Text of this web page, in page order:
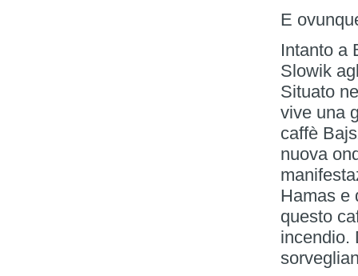
E
Intanto a
Slowik
Situato
vive una
caffè
nuova
Hamas e
questo
incendio.